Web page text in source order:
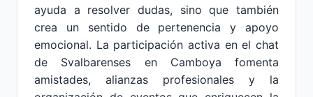
ayuda a resolver dudas, sino que también
crea un sentido de pertenencia y apoyo
emocional. La participación activa en el chat
de Svalbarenses en Camboya fomenta
amistades, alianzas profesionales y la